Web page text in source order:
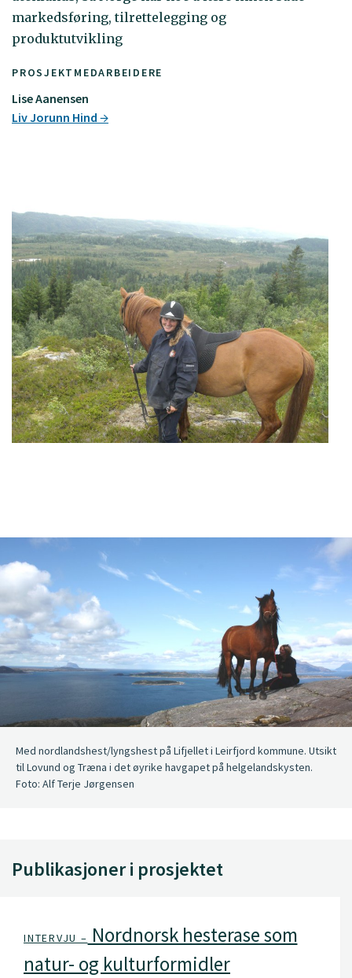
PROSJEKTMEDARBEIDERE
Lise Aanensen
Liv Jorunn Hind
markedsføring, tilrettelegging og
produktutvikling
Med nordlandshest/lyngshest på Lifjellet i Leirfjord kommune. Utsikt
til Lovund og Træna i det øyrike havgapet på helgelandskysten.
Foto: Alf Terje Jørgensen
Publikasjoner i prosjektet
INTERVJU – Nordnorsk hesterase som
natur- og kulturformidler